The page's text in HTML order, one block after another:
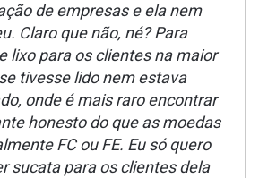
de empresas e ela nem
Claro que não, né? Para
lixo para os clientes na maior
tivesse lido nem estava
onde é mais raro encontrar
honesto do que as moedas
FC ou FE. Eu só quero
sucata para os clientes dela